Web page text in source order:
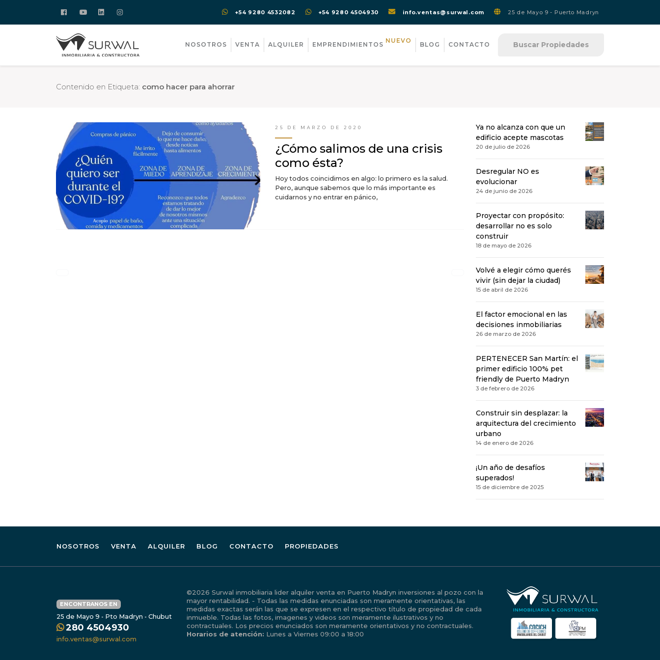
+54 9280 4532082 +54 9280 4504930 info.ventas@surwal.com 25 de Mayo 9 - Puerto Madryn
NOSOTROS VENTA ALQUILER EMPRENDIMIENTOS
NUEVO
BLOG CONTACTO Buscar Propiedades
Contenido en Etiqueta: como hacer para ahorrar
25 DE MARZO DE 2020
¿Cómo salimos de una crisis
como ésta?
Hoy todos coincidimos en algo: lo primero es la salud.
Pero, aunque sabemos que lo más importante es
cuidarnos y no entrar en pánico,
Ya no alcanza con que un
edificio acepte mascotas
20 de julio de 2026
Desregular NO es
evolucionar
24 de junio de 2026
Proyectar con propósito:
desarrollar no es solo
construir
18 de mayo de 2026
Volvé a elegir cómo querés
vivir (sin dejar la ciudad)
15 de abril de 2026
El factor emocional en las
decisiones inmobiliarias
26 de marzo de 2026
PERTENECER San Martín: el
primer edificio 100% pet
friendly de Puerto Madryn
3 de febrero de 2026
Construir sin desplazar: la
arquitectura del crecimiento
urbano
14 de enero de 2026
¡Un año de desafíos
superados!
15 de diciembre de 2025
NOSOTROS VENTA ALQUILER BLOG CONTACTO PROPIEDADES
ENCONTRANOS EN
25 de Mayo 9 - Pto Madryn - Chubut
280 4504930
info.ventas@surwal.com
©2026 Surwal inmobiliaria lider alquiler venta en Puerto Madryn inversiones al pozo con la
mayor rentabilidad. - Todas las medidas enunciadas son meramente orientativas, las
medidas exactas serán las que se expresen en el respectivo título de propiedad de cada
inmueble. Todas las fotos, imagenes y videos son meramente ilustrativos y no
contractuales. Los precios enunciados son meramente orientativos y no contractuales.
Horarios de atención: Lunes a Viernes 09:00 a 18:00